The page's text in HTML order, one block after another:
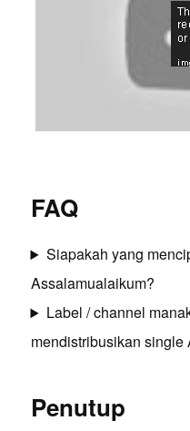
FAQ
Siapakah yang
Assalamualaikum?
Label / channel
mendistribusikan single
Penutup